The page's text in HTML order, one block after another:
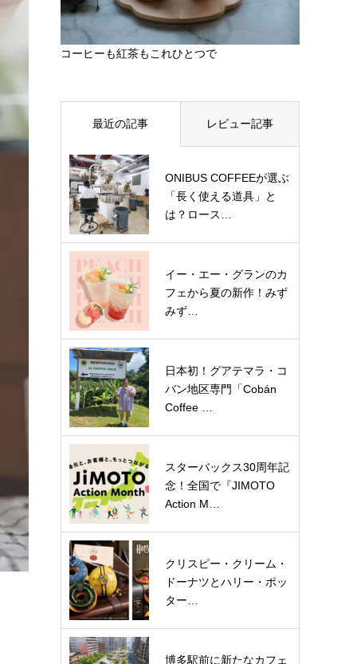
コーヒーも紅茶もこれひとつで
最近の記事 レビュー記事
ONIBUS COFFEEが選ぶ
「長く使える道具」と
は？ロース…
イー・エー・グランのカ
フェから夏の新作！みず
みず…
日本初！グアテマラ・コ
バン地区専門「Cobán
Coffee …
スターバックス30周年記
念！全国で『JIMOTO
Action M…
クリスピー・クリーム・
ドーナツとハリー・ポッ
ター…
博多駅前に新たなカフェ